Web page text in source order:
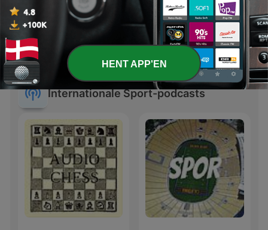
KÜPPER -
VIERTELSTUNDE
FUSSBALL
Forhjulslir
Internationale Sport-podcasts
HENT APP'EN